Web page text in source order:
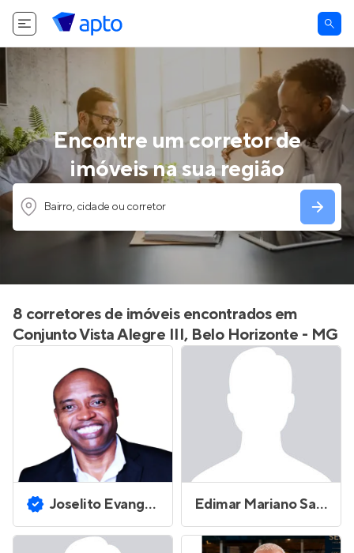
Encontre um corretor de
imóveis na sua região
Bairro, cidade ou corretor
8 corretores de imóveis encontrados em
Conjunto Vista Alegre III, Belo Horizonte - MG
Joselito Evangelista Santos Edimar Mariano Sapavini Goncalves